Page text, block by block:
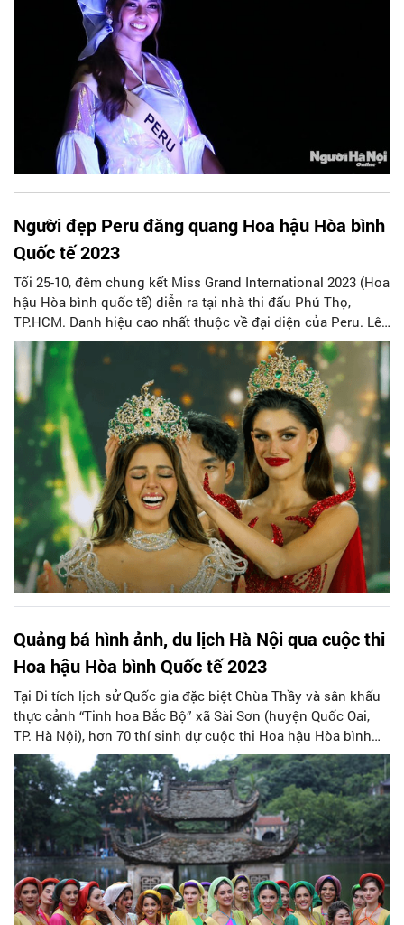
Người đẹp Peru đăng quang Hoa hậu Hòa bình
Quốc tế 2023
Tối 25-10, đêm chung kết Miss Grand International 2023 (Hoa
hậu Hòa bình quốc tế) diễn ra tại nhà thi đấu Phú Thọ,
TP.HCM. Danh hiệu cao nhất thuộc về đại diện của Peru. Lê
Hoàng Phương là Á hậu 4 và giành giải Trình diễn trang
phục dân tộc. Đây là lần thứ hai Việt Nam đăng cai tổ chức
cuộc thi Miss Grand International.
Quảng bá hình ảnh, du lịch Hà Nội qua cuộc thi
Hoa hậu Hòa bình Quốc tế 2023
Tại Di tích lịch sử Quốc gia đặc biệt Chùa Thầy và sân khấu
thực cảnh “Tinh hoa Bắc Bộ” xã Sài Sơn (huyện Quốc Oai,
TP. Hà Nội), hơn 70 thí sinh dự cuộc thi Hoa hậu Hòa bình
Quốc tế 2023 – Miss Grand International 2023 đã có cuộc trải
nghiệm ý nghĩa, nhiều ấn tượng.